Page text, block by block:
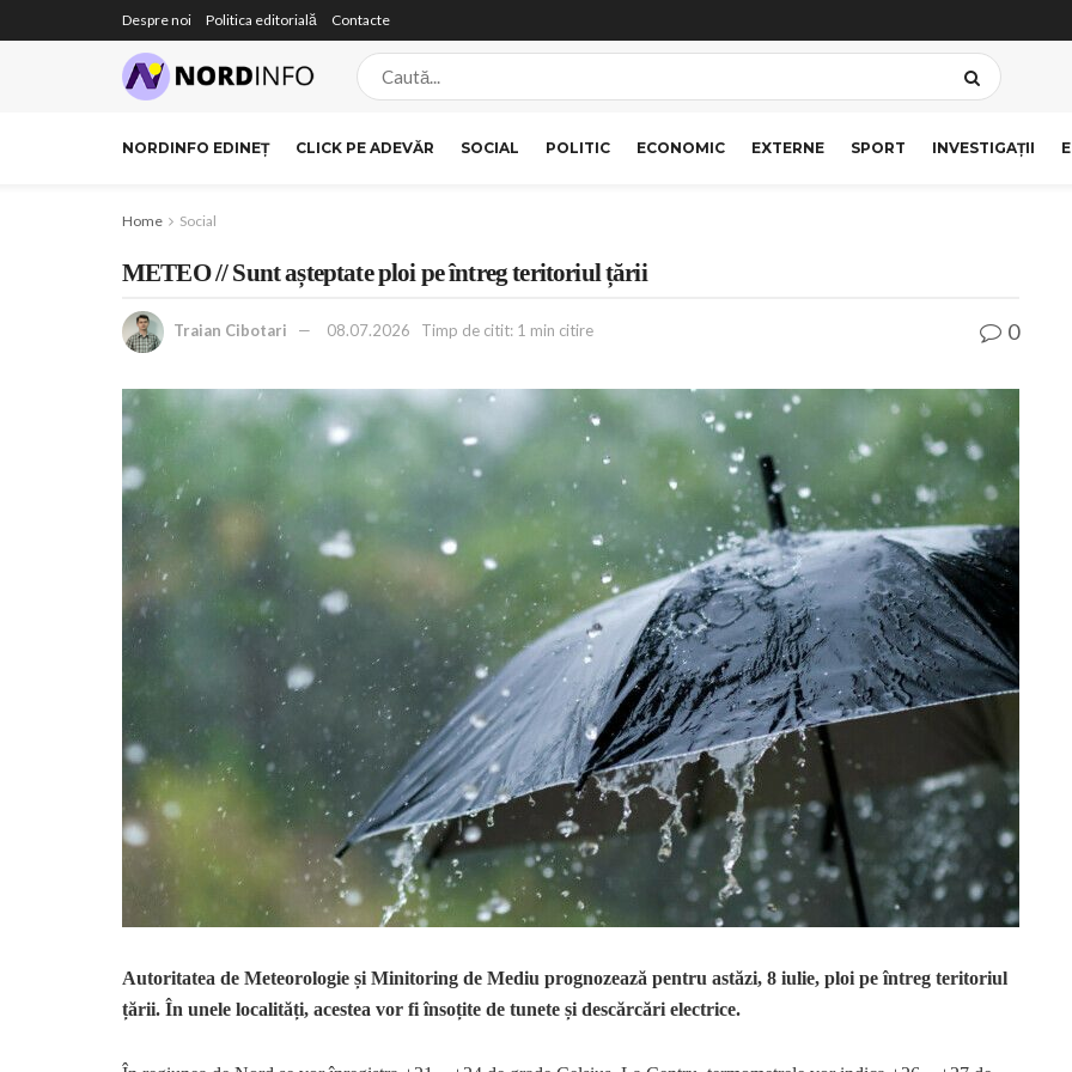
Despre noi Politica editorială Contacte
NORDINFO EDINEȚ CLICK PE ADEVĂR SOCIAL POLITIC ECONOMIC EXTERNE SPORT INVESTIGAȚII
Home Social
METEO // Sunt așteptate ploi pe întreg teritoriul țării
Traian Cibotari 08.07.2026 Timp de citit: 1 min citire 0
Autoritatea de Meteorologie și Minitoring de Mediu prognozează pentru astăzi, 8 iulie, ploi pe întreg teritoriul
țării. În unele localități, acestea vor fi însoțite de tunete și descărcări electrice.